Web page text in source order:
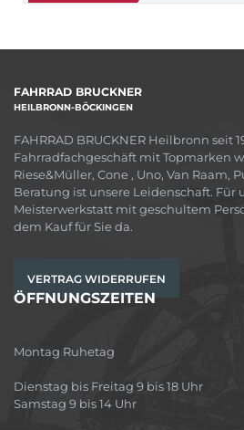
FAHRRAD BRUCKNER
HEILBRONN-BÖCKINGEN
FAHRRAD BRUCKNER Heilbronn seit
Fahrradfachgeschäft mit Topmarken
Riese&Müller, Cone , Uno, Van Raam,
Beratung ist unsere Leidenschaft. Für
Meisterwerkstatt mit geschultem
dem Kauf für Sie da.
VERTRAG WIDERRUFEN
ÖFFNUNGSZEITEN
Montag Ruhetag
Dienstag bis Freitag 9 bis 18 Uhr
Samstag 9 bis 14 Uhr